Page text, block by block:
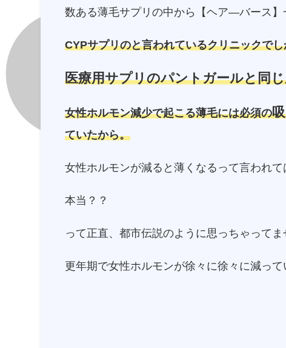
数ある薄毛サプリの中から【ヘア―バース】
CYPサプリのと言われているクリニックで
医療用サプリのパントガールと同
女性ホルモン減少で起こる薄毛には必須の
ていたから。
女性ホルモンが減ると薄くなるって言われて
本当？？
って正直、都市伝説のように思っちゃってま
更年期で女性ホルモンが徐々に徐々に減って